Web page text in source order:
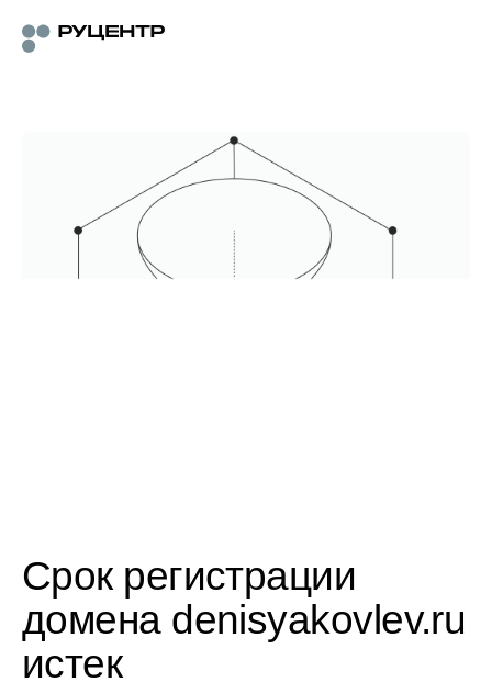
Срок регистрации
домена denisyakovlev.ru
истек